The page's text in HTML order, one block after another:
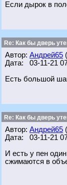
Если дырок в
Re: Как бы дверь
Автор: Андрей65
Дата: 03-11-21
Есть большой
Re: Как бы дверь
Автор: Андрей65
Дата: 03-11-21
И есть у пен
сжимаются в